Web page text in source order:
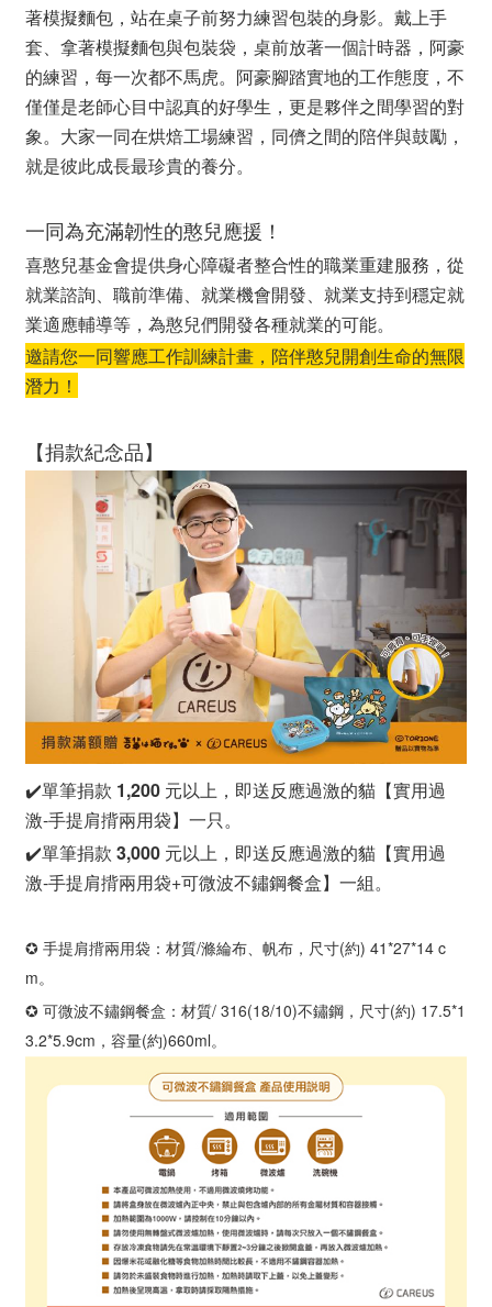
著模擬麵包，站在桌子前努力練習包裝的身影。戴上手
套、拿著模擬麵包與包裝袋，桌前放著一個計時器，阿豪
的練習，每一次都不馬虎。阿豪腳踏實地的工作態度，不
僅僅是老師心目中認真的好學生，更是夥伴之間學習的對
象。大家一同在烘焙工場練習，同儕之間的陪伴與鼓勵，
就是彼此成長最珍貴的養分。
一同為充滿韌性的憨兒應援！
喜憨兒基金會提供身心障礙者整合性的職業重建服務，從
就業諮詢、職前準備、就業機會開發、就業支持到穩定就
業適應輔導等，為憨兒們開發各種就業的可能。
邀請您一同響應工作訓練計畫，陪伴憨兒開創生命的無限
潛力！
【捐款紀念品】
✔️單筆捐款 1,200 元以上，即送反應過激的貓【實用過
激-手提肩揹兩用袋】一只。
✔️單筆捐款3,000 元以上，即送反應過激的貓【實用過
激-手提肩揹兩用袋+可微波不鏽鋼餐盒】一組。
✪ 手提肩揹兩用袋：材質/滌綸布、帆布，尺寸(約) 41*27*14 c
m。
✪ 可微波不鏽鋼餐盒：材質/ 316(18/10)不鏽鋼，尺寸(約) 17.5*1
3.2*5.9cm，容量(約)660ml。